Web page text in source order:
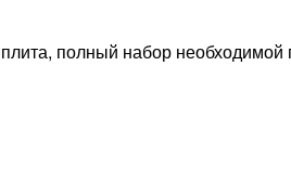
полный набор необходимой